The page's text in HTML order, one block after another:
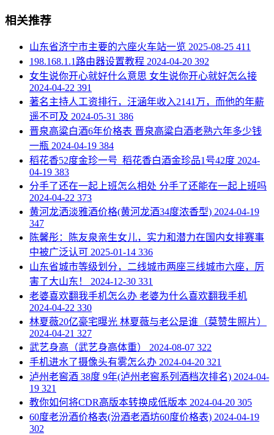
相关推荐
​山东省济宁市主要的六座火车站一览 2025-08-25 411
​198.168.1.1路由器设置教程 2024-04-20 392
​女生说你开心就好什么意思 女生说你开心就好怎么接
2024-04-22 391
​著名主持人工资排行，汪涵年收入2141万，而他的年薪
遥不可及 2024-05-31 386
​晋泉高粱白酒6年价格表 晋泉高粱白酒老熟六年多少钱
一瓶 2024-04-19 384
​稻花香52度金珍一号_稻花香白酒金珍品1号42度 2024-
04-19 383
​分手了还在一起上班怎么相处 分手了还能在一起上班吗
2024-04-22 373
​黄河龙洒淡雅酒价格(黄河龙酒34度浓香型) 2024-04-19
347
​陈馨彤：陈友泉亲生女儿，实力和潜力在国内女排赛事
中被广泛认可 2025-01-14 336
​山东省城市等级划分，二线城市两座三线城市六座，厉
害了大山东！
2024-12-30 331
​老婆喜欢翻我手机怎么办 老婆为什么喜欢翻我手机
2024-04-22 330
​林夏薇20亿豪宅曝光 林夏薇与老公是谁（莫赞生照片）
2024-04-21 327
​武艺身高（武艺身高体重）
2024-08-07 322
​手机进水了摄像头有雾怎么办 2024-04-20 321
​泸州老窖酒 38度 9年(泸州老窖系列酒档次排名) 2024-04-
19 321
​教你如何将CDR高版本转换成低版本 2024-04-20 305
​60度老汾酒价格表(汾酒老酒坊60度价格表) 2024-04-19
302